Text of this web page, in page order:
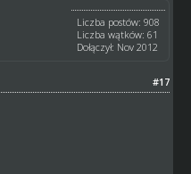
Liczba postów: 908
Liczba wątków: 61
Dołączył: Nov 2012
#17